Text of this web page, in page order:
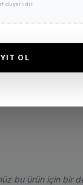
bu ürün için bir
duyarlıdır
OL